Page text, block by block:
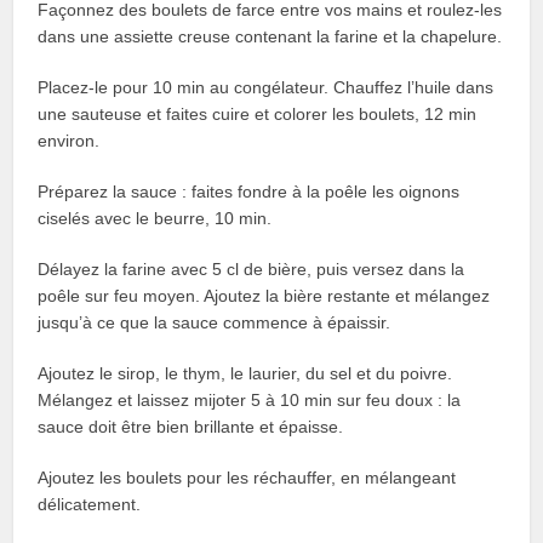
Façonnez des boulets de farce entre vos mains et roulez-les
dans une assiette creuse contenant la farine et la chapelure.
Placez-le pour 10 min au congélateur. Chauffez l’huile dans
une sauteuse et faites cuire et colorer les boulets, 12 min
environ.
Préparez la sauce : faites fondre à la poêle les oignons
ciselés avec le beurre, 10 min.
Délayez la farine avec 5 cl de bière, puis versez dans la
poêle sur feu moyen. Ajoutez la bière restante et mélangez
jusqu’à ce que la sauce commence à épaissir.
Ajoutez le sirop, le thym, le laurier, du sel et du poivre.
Mélangez et laissez mijoter 5 à 10 min sur feu doux : la
sauce doit être bien brillante et épaisse.
Ajoutez les boulets pour les réchauffer, en mélangeant
délicatement.